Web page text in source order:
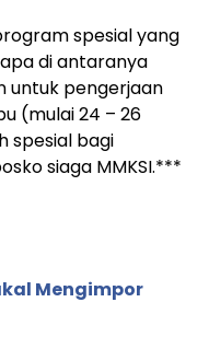
spesial yang
di antaranya
untuk pengerjaan
(mulai 24 – 26
spesial bagi
siaga MMKSI.***
Mengimpor